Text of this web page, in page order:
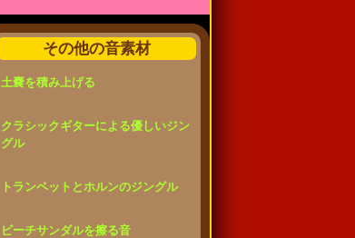
その他の音素材
土嚢を積み上げる
クラシックギターによる優しいジン
グル
トランペットとホルンのジングル
ビーチサンダルを擦る音